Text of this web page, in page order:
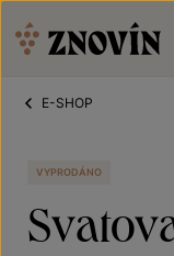
E-SHOP
VYPRODÁNO